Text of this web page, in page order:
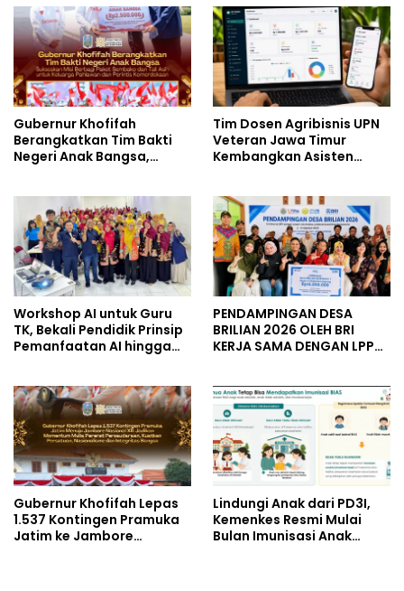
Gubernur Khofifah
Berangkatkan Tim Bakti
Negeri Anak Bangsa,
dan Perintis Kemerdekaan
Tim Dosen Agribisnis UPN
Veteran Jawa Timur
Kembangkan Asisten
UMKM
Workshop AI untuk Guru
TK, Bekali Pendidik Prinsip
Pemanfaatan AI hingga
PENDAMPINGAN DESA
BRILIAN 2026 OLEH BRI
KERJA SAMA DENGAN LPPM
Gubernur Khofifah Lepas
1.537 Kontingen Pramuka
Jatim ke Jambore
Lindungi Anak dari PD3I,
Kemenkes Resmi Mulai
Bulan Imunisasi Anak